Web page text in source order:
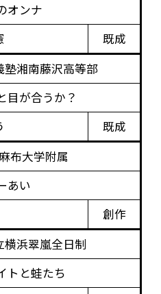
オンナ
既成
塾湘南藤沢高等部
目が合うか？
既成
麻布大学附属
あい
創作
横浜翠嵐全日制
トと蛙たち